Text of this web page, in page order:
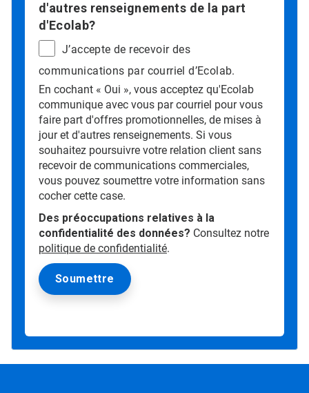
d'autres renseignements de la part
d'Ecolab?
J’accepte de recevoir des
communications par courriel d’Ecolab.
En cochant « Oui », vous acceptez qu'Ecolab
communique avec vous par courriel pour vous
faire part d'offres promotionnelles, de mises à
jour et d'autres renseignements. Si vous
souhaitez poursuivre votre relation client sans
recevoir de communications commerciales,
vous pouvez soumettre votre information sans
cocher cette case.
Des préoccupations relatives à la
confidentialité des données? Consultez notre
politique de confidentialité.